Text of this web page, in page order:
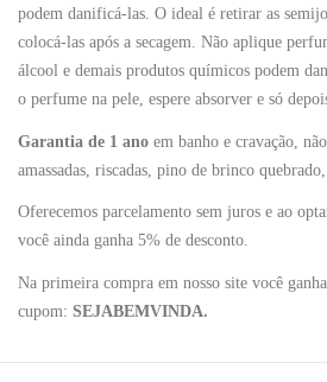
podem danificá-las. O ideal é retirar as
colocá-las após a secagem. Não aplique
álcool e demais produtos químicos podem
o perfume na pele, espere absorver e só
Garantia de 1 ano em banho e cravação,
amassadas, riscadas, pino de brinco
Oferecemos parcelamento sem juros e ao
você ainda ganha 5% de desconto.
Na primeira compra em nosso site você
cupom: SEJABEMVINDA.